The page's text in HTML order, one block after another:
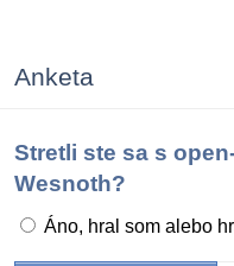
Anketa
Stretli ste sa s
Wesnoth?
Áno, hral som alebo